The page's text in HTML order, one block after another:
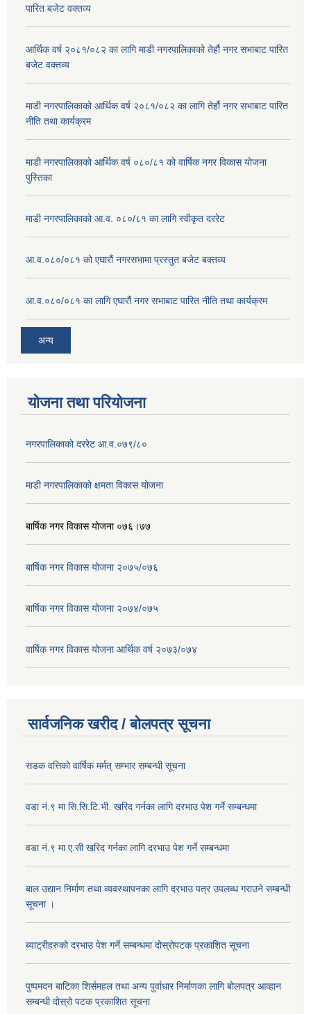
पारित बजेट वक्तव्य
आर्थिक वर्ष २०८१/०८२ का लागि माडी नगरपालिकाको तेर्हौ नगर सभाबाट पारित
बजेट वक्तव्य
माडी नगरपालिकाको आर्थिक वर्ष २०८१/०८२ का लागि तेर्हौ नगर सभाबाट पारित
नीति तथा कार्यक्रम
माडी नगरपालिकाको आर्थिक वर्ष ०८०/८१ को वार्षिक नगर विकास योजना
पुस्तिका
माडी नगरपालिकाको आ.व. ०८०/८१ का लागि स्वीकृत दररेट
आ.व.०८०/०८१ को एघारौं नगरसभामा प्रस्तुत बजेट बक्तव्य
आ.व.०८०/०८१ का लागि एघारौं नगर सभाबाट पारित नीति तथा कार्यक्रम
अन्य
योजना तथा परियोजना
नगरपालिकाको दररेट आ.व.०७९/८०
माडी नगरपालिकाको क्षमता विकास योजना
बार्षिक नगर विकास योजना ०७६।७७
बार्षिक नगर विकास योजना २०७५/०७६
बार्षिक नगर विकास योजना २०७४/०७५
वार्षिक नगर विकास योजना आर्थिक वर्ष २०७३/०७४
सार्वजनिक खरीद / बोलपत्र सूचना
सडक वत्तिको वार्षिक मर्मत् सम्भार सम्बन्धी सूचना
वडा नं.९ मा सि.सि.टि.भी. खरिद गर्नका लागि दरभाउ पेश गर्ने सम्बन्धमा
वडा नं.९ मा ए.सी खरिद गर्नका लागि दरभाउ पेश गर्ने सम्बन्धमा
बाल उद्यान निर्माण तथा व्यवस्थापनका लागि दरभाउ पत्र उपलब्ध गराउने सम्बन्धी
सूचना ।
ब्याट्रीहरुको दरभाउ पेश गर्ने सम्बन्धमा दोस्रोपटक प्रकाशित सूचना
पुष्पमदन बाटिका शिर्समहल तथा अन्य पुर्वाधार निर्माणका लागि बोलपत्र आव्हान
सम्बन्धी दोस्रो पटक प्रकाशित सूचना